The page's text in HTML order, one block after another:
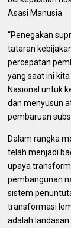
Asasi Manusia.
“Penegakan
tataran
percepatan
yang saat ini
Nasional untuk
dan menyusun
pembaruan
Dalam rangka
telah menjadi
upaya
pembangunan
sistem
transformasi
adalah